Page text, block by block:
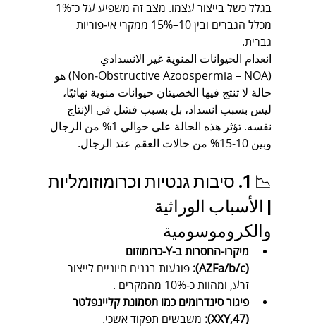
מכלל הגברים ובין 10–15% ממקרי אי‑פוריות
גברית.
انعدام الحيوانات المنوية غير الانسدادي
(Non‑Obstructive Azoospermia – NOA) هو
حالة لا تنتج فيها الخصيتان حيوانات منوية نهائيًا،
ليس بسبب انسداد، بل بسبب فشل في الإنتاج
نفسه. تؤثر هذه الحالة على حوالي 1% من الرجال
وبين 10‑15% من حالات العقم عند الرجال.
📉 1. סיבות גנטיות וכרומוזומליות
| الأسباب الوراثية
والكروموسومية
מיקרו‑החסרות ב-Y‑כרומוזום
(AZFa/b/c):
פוגעות בגנים חיוניים לייצור
זרע, ומהוות כ‑10% מהמקרים .
פיגור סינדרומים כמו תסמונת קליינפלטר
(47,XXY):
משבשים תפקוד אשכי.